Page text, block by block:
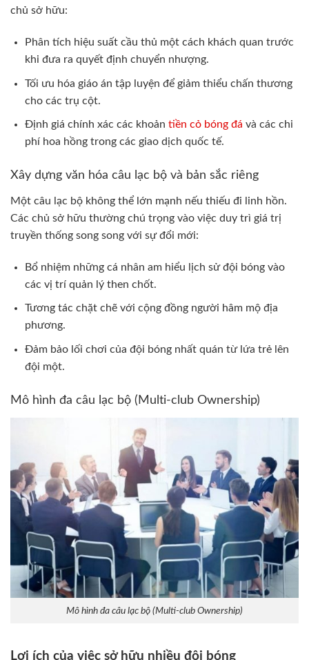
chủ sở hữu:
Phân tích hiệu suất cầu thủ một cách khách quan trước
khi đưa ra quyết định chuyển nhượng.
Tối ưu hóa giáo án tập luyện để giảm thiểu chấn thương
cho các trụ cột.
Định giá chính xác các khoản tiền cỏ bóng đá và các chi
phí hoa hồng trong các giao dịch quốc tế.
Xây dựng văn hóa câu lạc bộ và bản sắc riêng
Một câu lạc bộ không thể lớn mạnh nếu thiếu đi linh hồn.
Các chủ sở hữu thường chú trọng vào việc duy trì giá trị
truyền thống song song với sự đổi mới:
Bổ nhiệm những cá nhân am hiểu lịch sử đội bóng vào
các vị trí quản lý then chốt.
Tương tác chặt chẽ với cộng đồng người hâm mộ địa
phương.
Đảm bảo lối chơi của đội bóng nhất quán từ lứa trẻ lên
đội một.
Mô hình đa câu lạc bộ (Multi-club Ownership)
Mô hình đa câu lạc bộ (Multi-club Ownership)
Lợi ích của việc sở hữu nhiều đội bóng